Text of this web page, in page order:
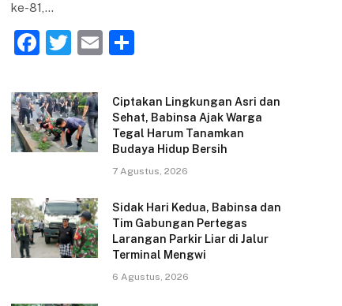
ke-81,…
F
c
e
b
o
k
T
itt
er
E
ai ar
e
Ciptakan Lingkungan Asri dan
Sehat, Babinsa Ajak Warga
Tegal Harum Tanamkan
Budaya Hidup Bersih
7 Agustus, 2026
Sidak Hari Kedua, Babinsa dan
Tim Gabungan Pertegas
Larangan Parkir Liar di Jalur
Terminal Mengwi
6 Agustus, 2026